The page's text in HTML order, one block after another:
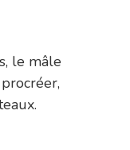
le mâle